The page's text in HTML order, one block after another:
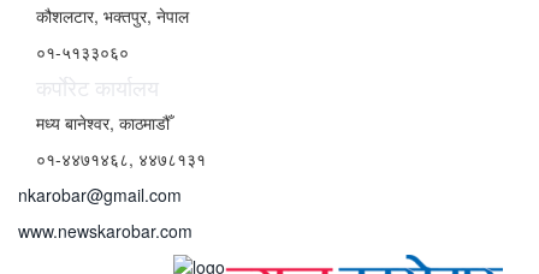
कौशलटार, भक्तपुर, नेपाल
०१-५१३३०६०
कर्पाेरेट कार्यालय
मध्य बानेश्वर, काठमाडौँ
०१-४४७१४६८, ४४७८१३१
nkarobar@gmail.com
www.newskarobar.com